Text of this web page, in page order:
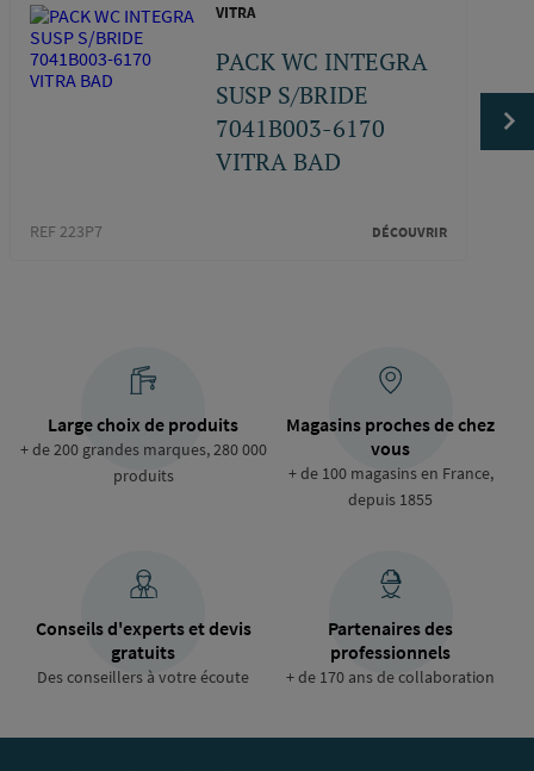
VITRA
PACK WC INTEGRA
SUSP S/BRIDE
7041B003-6170
VITRA BAD
REF 223P7 DÉCOUVRIR
Large choix de produits
+ de 200 grandes marques, 280 000
produits
Magasins proches de chez
vous
+ de 100 magasins en France,
depuis 1855
Conseils d'experts et devis
gratuits
Des conseillers à votre écoute
Partenaires des
professionnels
+ de 170 ans de collaboration